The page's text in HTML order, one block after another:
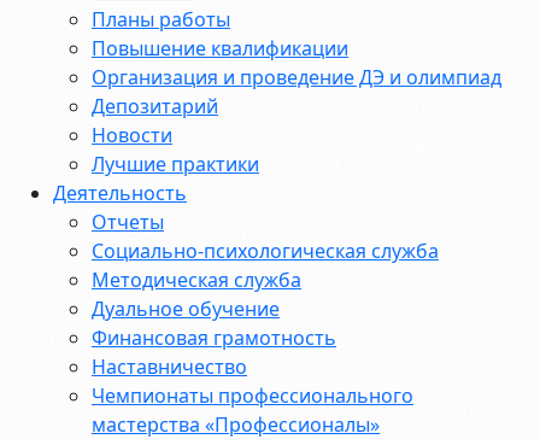
Планы работы
Повышение квалификации
Организация и проведение ДЭ и олимпиад
Депозитарий
Новости
Лучшие практики
Деятельность
Отчеты
Социально-психологическая служба
Методическая служба
Дуальное обучение
Финансовая грамотность
Наставничество
Чемпионаты профессионального
мастерства «Профессионалы»